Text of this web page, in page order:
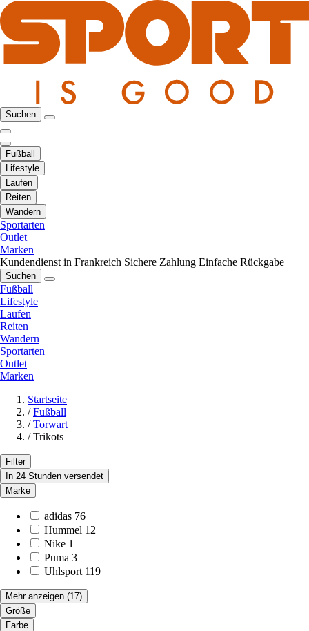
Suchen
Fußball
Lifestyle
Laufen
Reiten
Wandern
Sportarten
Outlet
Marken
Kundendienst in Frankreich Sichere Zahlung Einfache Rückgabe
Suchen
Fußball
Lifestyle
Laufen
Reiten
Wandern
Sportarten
Outlet
Marken
Startseite
/ Fußball
/ Torwart
/ Trikots
Filter
In 24 Stunden versendet
Marke
adidas 76
Hummel 12
Nike 1
Puma 3
Uhlsport 119
Mehr anzeigen (17)
Größe
Farbe